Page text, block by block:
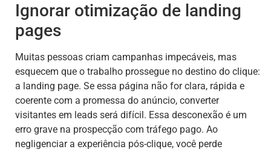
Ignorar otimização de landing
pages
Muitas pessoas criam campanhas impecáveis, mas
esquecem que o trabalho prossegue no destino do clique:
a landing page. Se essa página não for clara, rápida e
coerente com a promessa do anúncio, converter
visitantes em leads será difícil. Essa desconexão é um
erro grave na prospecção com tráfego pago. Ao
negligenciar a experiência pós-clique, você perde